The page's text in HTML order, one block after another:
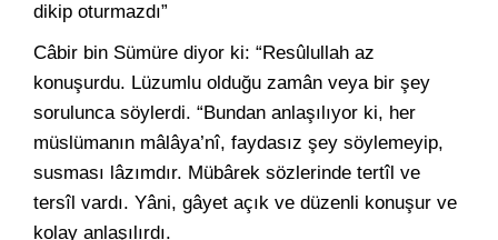
dikip oturmazdı”
Câbir bin Sümüre diyor ki: “Resûlullah az
konuşurdu. Lüzumlu olduğu zamân veya bir şey
sorulunca söylerdi. “Bundan anlaşılıyor ki, her
müslümanın mâlâya’nî, faydasız şey söylemeyip,
susması lâzımdır. Mübârek sözlerinde tertîl ve
tersîl vardı. Yâni, gâyet açık ve düzenli konuşur ve
kolay anlaşılırdı.